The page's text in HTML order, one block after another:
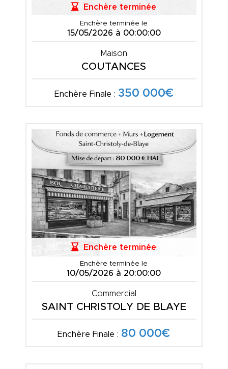
Enchère terminée
Enchère terminée le
15/05/2026 à 00:00:00
Maison
COUTANCES
Enchère Finale : 350 000€
Enchère terminée
Enchère terminée le
10/05/2026 à 20:00:00
Commercial
SAINT CHRISTOLY DE BLAYE
Enchère Finale : 80 000€